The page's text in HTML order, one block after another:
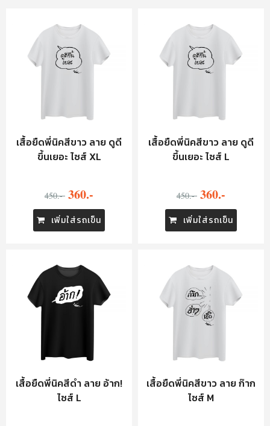
เสื้อยืดพี่นิคสีขาว ลาย ดูดี
ขึ้นเยอะ ไซส์ XL
450.- 360.-
เพิ่มใส่รถเข็น
เสื้อยืดพี่นิคสีขาว ลาย ดูดี
ขึ้นเยอะ ไซส์ L
450.- 360.-
เพิ่มใส่รถเข็น
เสื้อยืดพี่นิคสีดำ ลาย อ้าก!
ไซส์ L
เสื้อยืดพี่นิคสีขาว ลาย ก๊าก
ไซส์ M